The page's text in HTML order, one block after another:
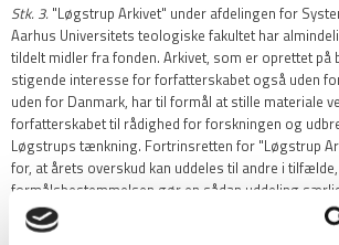
Stk. 3. "Løgstrup Arkivet" under afdelingen for
Aarhus Universitets teologiske fakultet har
tildelt midler fra fonden. Arkivet, som er oprettet på
stigende interesse for forfatterskabet også uden
uden for Danmark, har til formål at stille materiale
forfatterskabet til rådighed for forskningen og
Løgstrups tænkning. Fortrinsretten for "Løgstrup
for, at årets overskud kan uddeles til andre i
formålsbestemmelsen gør en sådan uddeling